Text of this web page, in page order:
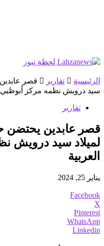
الرئيسية تقارير
قصر
سيد درويش نظمه مركز
تقارير
قصر عابدين يحتضن
لميلاد سيد درويش
العربية
يناير 25, 2024
Facebook
X
Pinterest
WhatsApp
Linkedin